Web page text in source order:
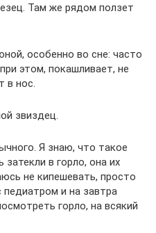
Там же рядом ползет
особенно во сне: часто
этом, покашливает, не
в нос.
звиздец.
Я знаю, что такое
в горло, она их
не кипешевать, просто
и на завтра
горло, на всякий